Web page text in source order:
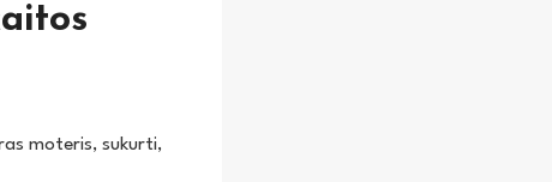
moteris, sukurti,